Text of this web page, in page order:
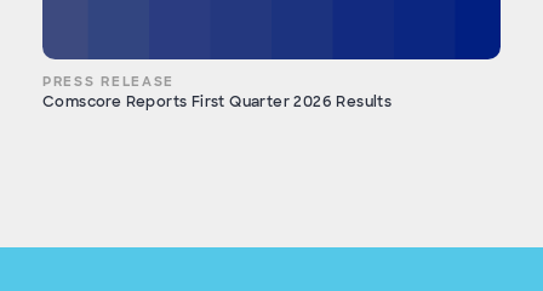
PRESS RELEASE
Comscore Reports First Quarter 2026 Results